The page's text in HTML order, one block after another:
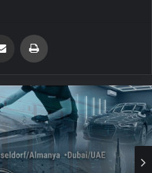
Email'den paylaş